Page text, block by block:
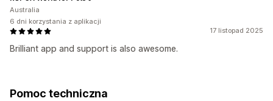
17 listopad 2025
Brilliant app and support is also awesome.
Australia
6 dni korzystania z aplikacji
Pomoc techniczna